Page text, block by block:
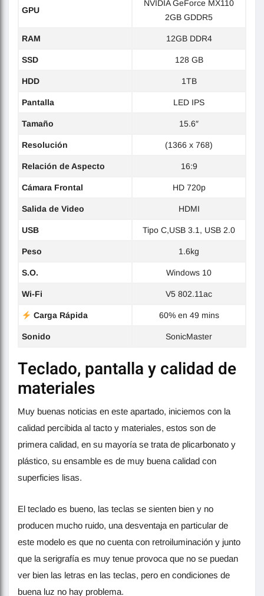
GPU
NVIDIA GeForce MX110
2GB GDDR5
RAM 12GB DDR4
SSD 128 GB
HDD 1TB
Pantalla LED IPS
Tamaño 15.6″
Resolución (1366 x 768)
Relación de Aspecto 16:9
Cámara Frontal HD 720p
Salida de Video HDMI
USB Tipo C,USB 3.1, USB 2.0
Peso 1.6kg
S.O. Windows 10
Wi-Fi V5 802.11ac
Carga Rápida 60% en 49 mins
Sonido SonicMaster
Teclado, pantalla y calidad de
materiales
Muy buenas noticias en este apartado, iniciemos con la
calidad percibida al tacto y materiales, estos son de
primera calidad, en su mayoría se trata de plicarbonato y
plástico, su ensamble es de muy buena calidad con
superficies lisas.
El teclado es bueno, las teclas se sienten bien y no
producen mucho ruido, una desventaja en particular de
este modelo es que no cuenta con retroiluminación y junto
que la serigrafía es muy tenue provoca que no se puedan
ver bien las letras en las teclas, pero en condiciones de
buena luz no hay problema.